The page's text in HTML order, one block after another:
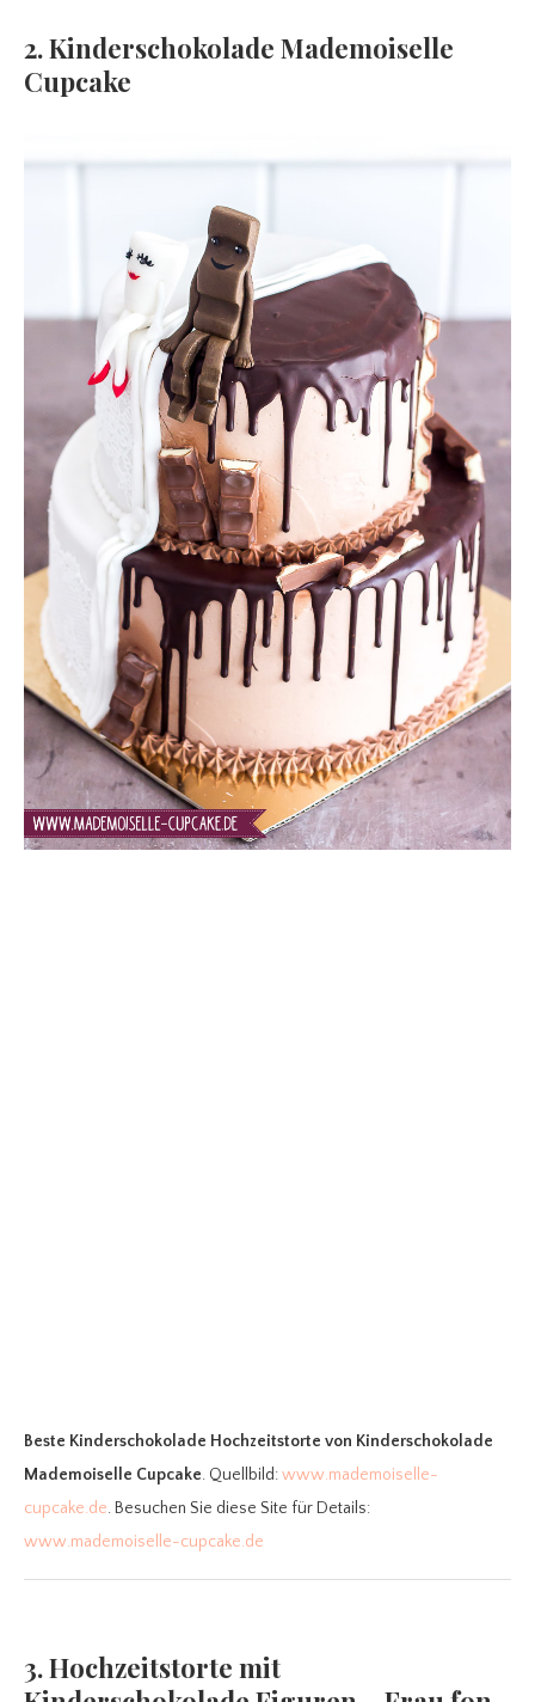
2. Kinderschokolade Mademoiselle
Cupcake
Beste Kinderschokolade Hochzeitstorte von Kinderschokolade
Mademoiselle Cupcake. Quellbild:www.mademoiselle-
cupcake.de. Besuchen Sie diese Site für Details:
www.mademoiselle-cupcake.de
3. Hochzeitstorte mit